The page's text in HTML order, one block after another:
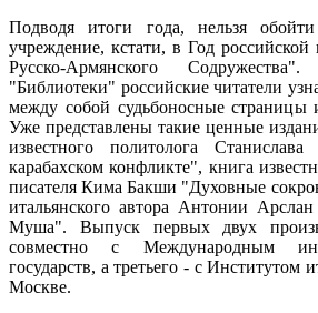
Подводя итоги года, нельзя
учреждение, кстати, в Год
Русско-Армянского
"Библиотеки" российские читатели
между собой судьбоносные страницы
Уже представлены такие ценные
известного политолога
карабахском конфликте", книга
писателя Кима Бакши "Духовные
итальянского автора Антонии
Муша". Выпуск первых двух
совместно с Международным
государств, а третьего - с Институтом
Москве.